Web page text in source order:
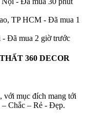
TP HCM - Đã mua 1
- Đã mua 2 giờ trước
360 DECOR
với mục đích mang tới
Chắc – Rẻ - Đẹp.